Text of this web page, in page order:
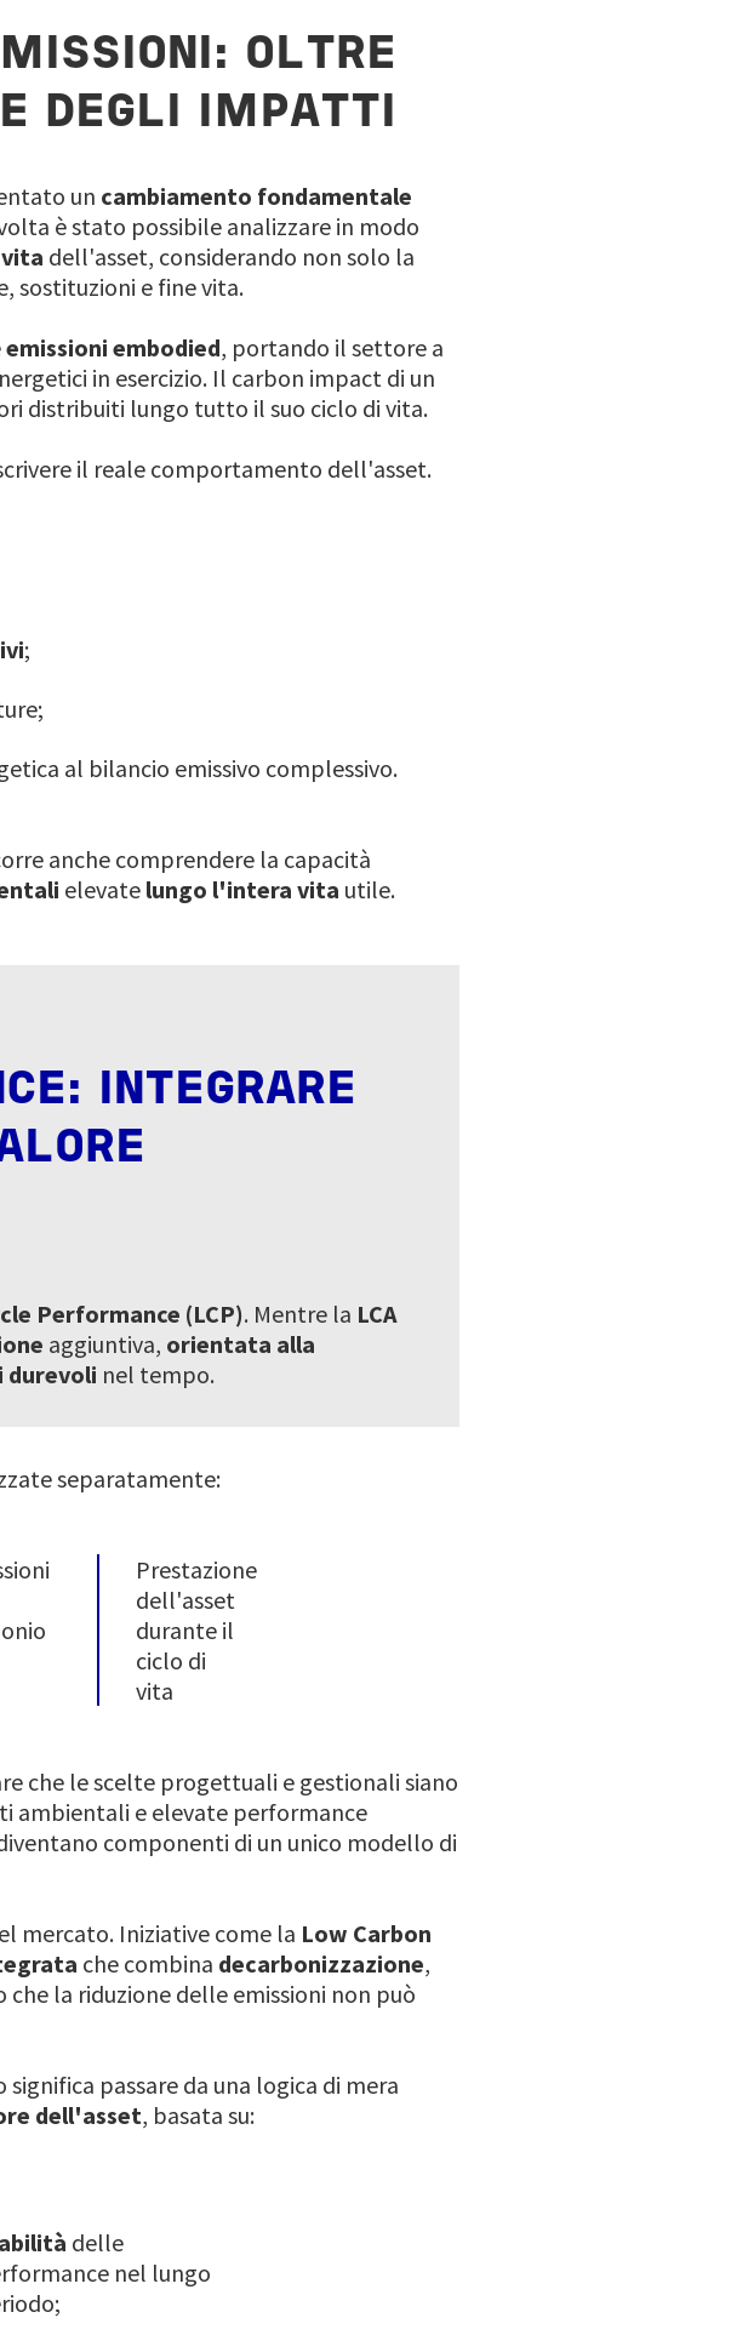
OLTRE
DEGLI IMPATTI
un cambiamento fondamentale
è stato possibile analizzare in modo
dell'asset, considerando non solo la
sostituzioni e fine vita.
emissioni embodied, portando il settore a
in esercizio. Il carbon impact di un
distribuiti lungo tutto il suo ciclo di vita.
il reale comportamento dell'asset.
;
al bilancio emissivo complessivo.
anche comprendere la capacità
elevate lungo l'intera vita utile.
INTEGRARE
Performance (LCP). Mentre la LCA
aggiuntiva, orientata alla
nel tempo.
separatamente:
Prestazione
dell'asset
durante il
ciclo di
vita
che le scelte progettuali e gestionali siano
ambientali e elevate performance
componenti di un unico modello di
mercato. Iniziative come la Low Carbon
che combina decarbonizzazione,
che la riduzione delle emissioni non può
significa passare da una logica di mera
dell'asset, basata su:
delle
nel lungo